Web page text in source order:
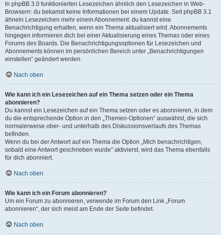
In phpBB 3.0 funktionierten Lesezeichen ähnlich den Lesezeichen in Web-
Browsern: du bekamst keine Informationen bei einem Update. Seit phpBB 3.1
ähneln Lesezeichen mehr einem Abonnement: du kannst eine
Benachrichtigung erhalten, wenn ein Thema aktualisiert wird. Abonnements
hingegen informieren dich bei einer Aktualisierung eines Themas oder eines
Forums des Boards. Die Benachrichtigungsoptionen für Lesezeichen und
Abonnements können im persönlichen Bereich unter „Benachrichtigungen
einstellen“ geändert werden.
Nach oben
Wie kann ich ein Lesezeichen auf ein Thema setzen oder ein Thema
abonnieren?
Du kannst ein Lesezeichen auf ein Thema setzen oder es abonnieren, in dem
du die entsprechende Option in den „Themen-Optionen“ auswählst, die sich
normalerweise ober- und unterhalb des Diskussionsverlaufs des Themas
befinden.
Wenn du bei der Antwort auf ein Thema die Option „Mich benachrichtigen,
sobald eine Antwort geschrieben wurde“ aktivierst, wird das Thema ebenfalls
für dich abonniert.
Nach oben
Wie kann ich ein Forum abonnieren?
Um ein Forum zu abonnieren, verwende im Forum den Link „Forum
abonnieren“, der sich meist am Ende der Seite befindet.
Nach oben